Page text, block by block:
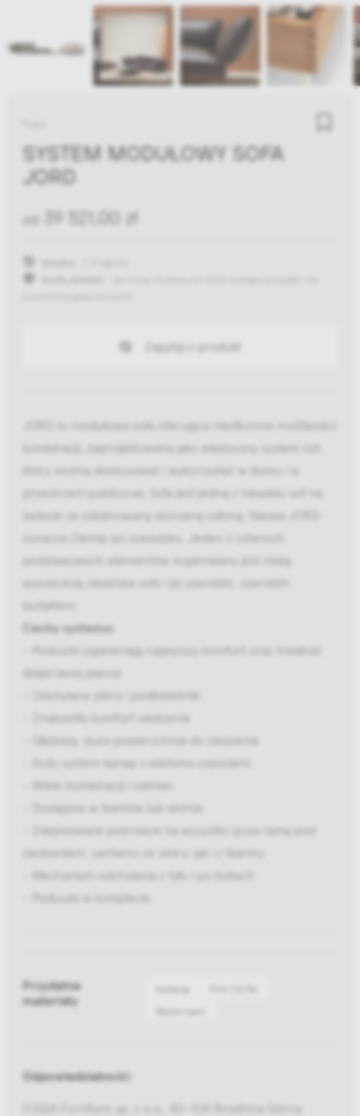
SYSTEM MODUŁOWY SOFA
JORD
od 39 521,00 zł
Zapytaj o produkt
JORD to modułowa sofa oferująca niezliczone możliwości
kombinacji, zaprojektowana jako elastyczny system sof,
który można dostosować i wykorzystać w domu i w
przestrzeni publicznej. Sofa jest jedną z niewielu sof na
świecie ze zdejmowaną skórzaną osłoną. Nazwa JORD
oznacza Ziemię po szwedzku. Jeden z czterech
podstawowych elementów inspirowany jest niską
wysokością siedziska sofy i jej szerokim, szerokim
kształtem.
Cechy systemu:
- Poduszki zapewniają najwyższy komfort oraz trwałość
dzięki lanej piance
- Odchylane plecy i podłokietniki
- Znakomity komfort siedzenia
- Głęboka, duża powierzchnia do siedzenia
- Duży system kanap z wieloma częściami.
- Wiele kombinacji i odmian
- Dostępne w tkaninie lub skórze
- Zdejmowane pokrowce na wszystko poza ramą pod
siedzeniem, zarówno ze skóry, jak i z tkaniny
- Mechanizm odchylania z tyłu i po bokach
- Poduszki w komplecie
Przydatne
materiały
Katalog
Media bank
Odpowiedzialność:
FOGIA Furniture sp. z o.o., 83-324 Brodnica Górna,